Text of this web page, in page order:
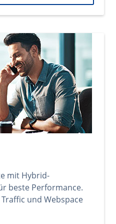
mit Hybrid-
beste Performance.
und Webspace